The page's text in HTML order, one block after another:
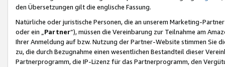
den Übersetzungen gilt die englische Fassung.
Natürliche oder juristische Personen, die an unserem Marketing-
oder ein „Partner“), müssen die Vereinbarung zur Teilnahme am
Ihrer Anmeldung auf bzw. Nutzung der Partner-Website stimmen Sie
zu, die durch Bezugnahme einen wesentlichen Bestandteil dieser
Partnerprogramm, die IP-Lizenz für das Partnerprogramm, den